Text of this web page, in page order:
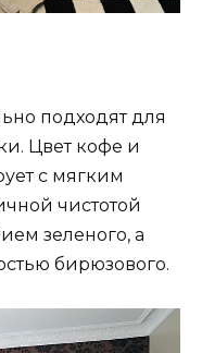
подходят для
Цвет кофе и
с мягким
чистотой
зеленого, а
бирюзового.